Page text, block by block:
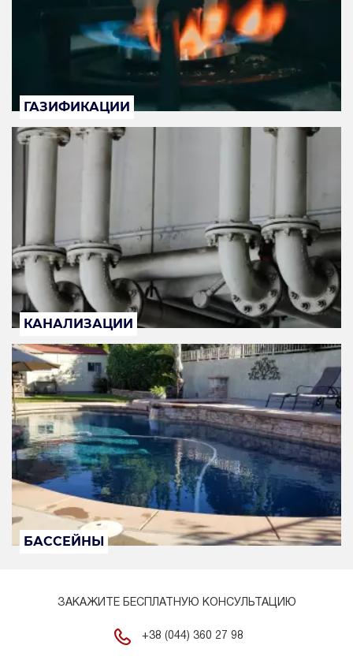
ГАЗИФИКАЦИИ
КАНАЛИЗАЦИИ
БАССЕЙНЫ
ЗАКАЖИТЕ БЕСПЛАТНУЮ КОНСУЛЬТАЦИЮ
+38 (044) 360 27 98